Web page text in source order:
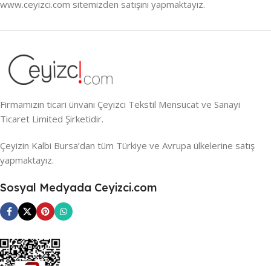
www.ceyizci.com sitemizden satışını yapmaktayız.
Firmamızın ticari ünvanı Çeyizci Tekstil Mensucat ve Sanayi
Ticaret Limited Şirketidir.
Çeyizin Kalbi Bursa’dan tüm Türkiye ve Avrupa ülkelerine satış
yapmaktayız.
Sosyal Medyada Ceyizci.com